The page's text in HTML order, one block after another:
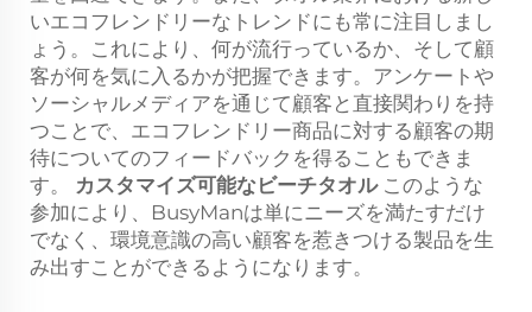
いエコフレンドリーなトレンドにも常に注目しまし
ょう。これにより、何が流行っているか、そして顧
客が何を気に入るかが把握できます。アンケートや
ソーシャルメディアを通じて顧客と直接関わりを持
つことで、エコフレンドリー商品に対する顧客の期
待についてのフィードバックを得ることもできま
す。 カスタマイズ可能なビーチタオル このような
参加により、BusyManは単にニーズを満たすだけ
でなく、環境意識の高い顧客を惹きつける製品を生
み出すことができるようになります。